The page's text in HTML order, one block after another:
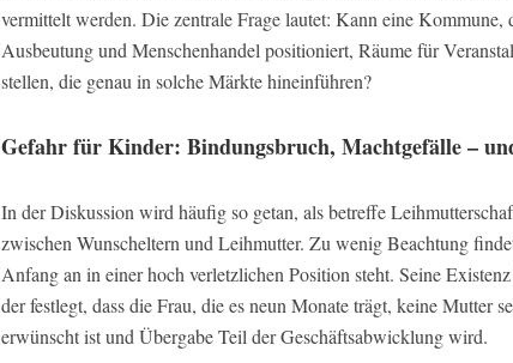
vermittelt werden. Die zentrale Frage lautet: Kann eine Kommune,
Ausbeutung und Menschenhandel positioniert, Räume für
stellen, die genau in solche Märkte hineinführen?
Gefahr für Kinder: Bindungsbruch, Machtgefälle –
In der Diskussion wird häufig so getan, als betreffe
zwischen Wunscheltern und Leihmutter. Zu wenig Beachtung
Anfang an in einer hoch verletzlichen Position steht. Seine
der festlegt, dass die Frau, die es neun Monate trägt, keine Mutter
erwünscht ist und Übergabe Teil der Geschäftsabwicklung wird.